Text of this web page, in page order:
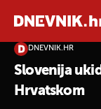
DNEVNIK.HR
Slovenija
Hrvatskom
PRETRAŽITE